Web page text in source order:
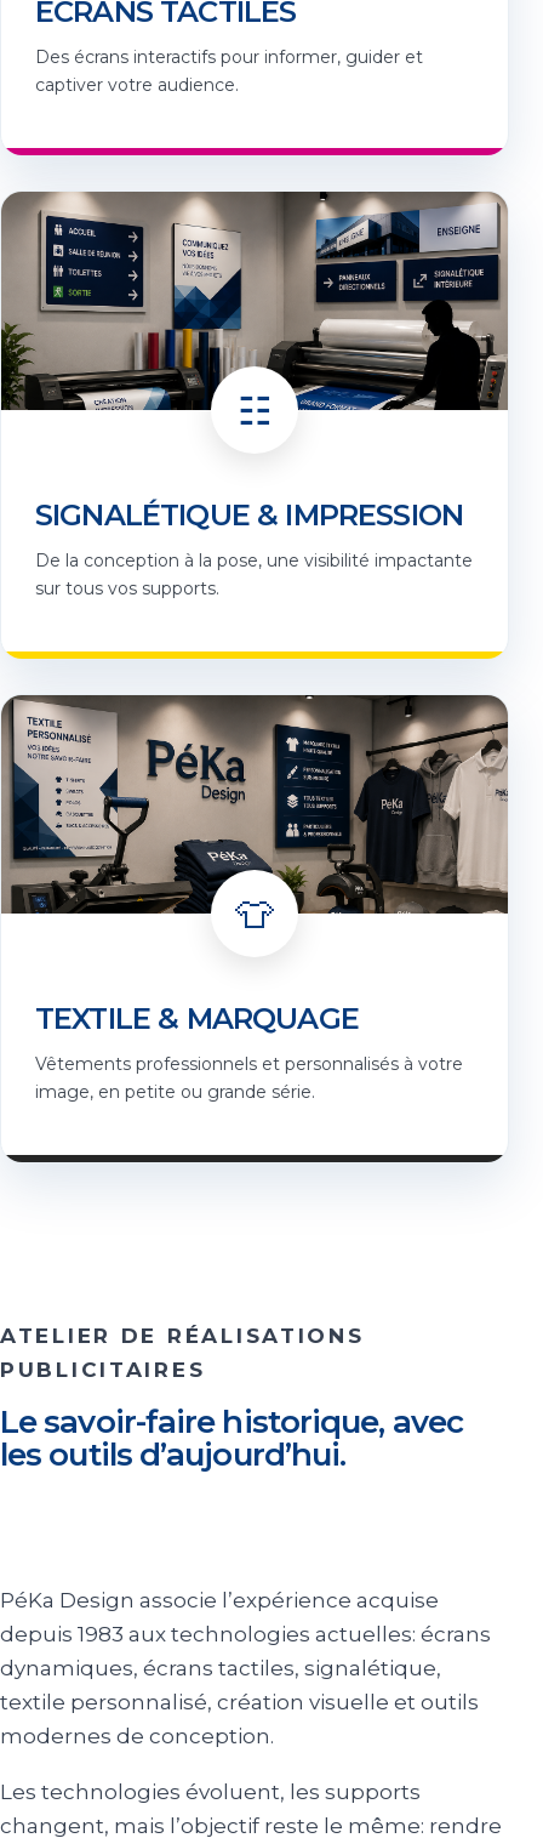
ÉCRANS TACTILES
Des écrans interactifs pour informer, guider et
captiver votre audience.
☷
SIGNALÉTIQUE & IMPRESSION
De la conception à la pose, une visibilité impactante
sur tous vos supports.
👕
TEXTILE & MARQUAGE
Vêtements professionnels et personnalisés à votre
image, en petite ou grande série.
ATELIER DE RÉALISATIONS
PUBLICITAIRES
Le savoir-faire historique, avec
les outils d’aujourd’hui.
PéKa Design associe l’expérience acquise
depuis 1983 aux technologies actuelles: écrans
dynamiques, écrans tactiles, signalétique,
textile personnalisé, création visuelle et outils
modernes de conception.
Les technologies évoluent, les supports
changent, mais l’objectif reste le même: rendre